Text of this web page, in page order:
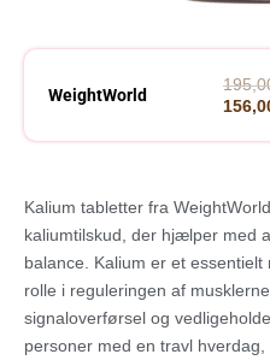
WeightWorld
Kalium tabletter fra
kaliumtilskud, der hjælper med
balance. Kalium er et
rolle i reguleringen af
signaloverførsel og
personer med en travl